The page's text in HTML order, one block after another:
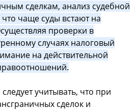
сделкам, анализ судебной
чаще суды встают на
проверки в
случаях налоговый
на действительной
учитывать, что при
сделок и